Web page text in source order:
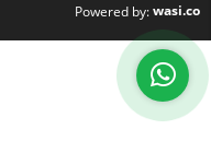
Powered by:wasi.co